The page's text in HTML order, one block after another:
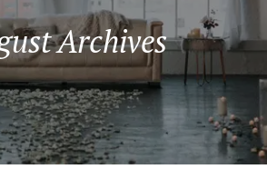
Archives